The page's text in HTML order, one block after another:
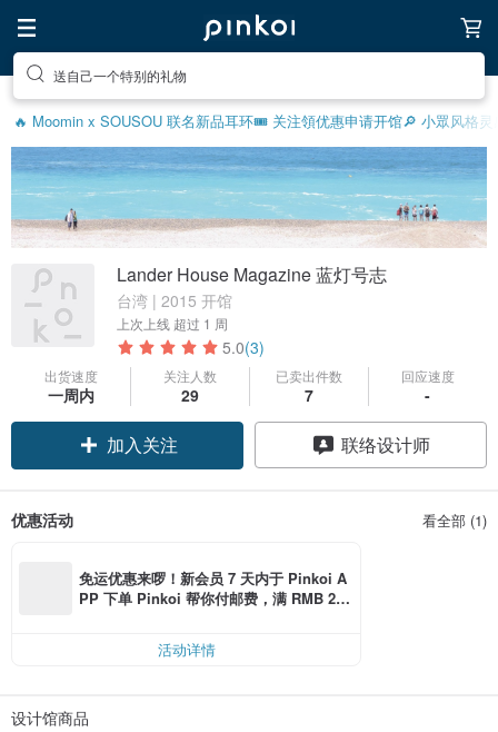
送自己一个特别的礼物
🔥 Moomin x SOUSOU 联名新品耳环🎟️ 关注領优惠申请开馆🔎 小眾风格灵
Lander House Magazine 蓝灯号志
台湾 | 2015 开馆
上次上线 超过 1 周
5.0(3)
出货速度
一周内
关注人数
29
已卖出件数
7
回应速度
-
加入关注 联络设计师
优惠活动 看全部 (1)
免运优惠来啰！新会员 7 天内于 Pinkoi A
PP 下单 Pinkoi 帮你付邮费，满 RMB 25
活动详情
设计馆商品